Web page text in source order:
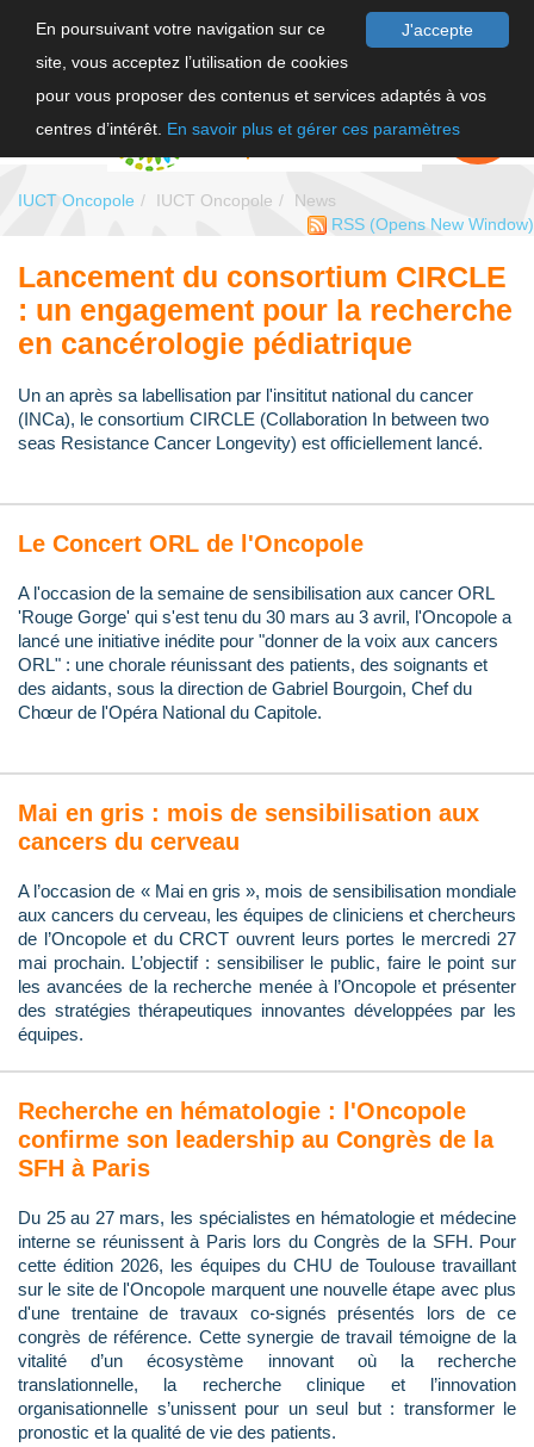
J'accepte
En poursuivant votre navigation sur ce
site, vous acceptez l’utilisation de cookies
pour vous proposer des contenus et services adaptés à vos
centres d’intérêt. En savoir plus et gérer ces paramètres
FAIRE UN
DON
IUCT Oncopole IUCT Oncopole
News
RSS (Opens New Window)
Lancement du consortium CIRCLE
: un engagement pour la recherche
en cancérologie pédiatrique
Un an après sa labellisation par l'insititut national du cancer
(INCa), le consortium CIRCLE (Collaboration In between two
seas Resistance Cancer Longevity) est officiellement lancé.
Le Concert ORL de l'Oncopole
A l'occasion de la semaine de sensibilisation aux cancer ORL
'Rouge Gorge' qui s'est tenu du 30 mars au 3 avril, l'Oncopole a
lancé une initiative inédite pour "donner de la voix aux cancers
ORL" : une chorale réunissant des patients, des soignants et
des aidants, sous la direction de Gabriel Bourgoin, Chef du
Chœur de l'Opéra National du Capitole.
Mai en gris : mois de sensibilisation aux
cancers du cerveau
A l’occasion de « Mai en gris », mois de sensibilisation mondiale
aux cancers du cerveau, les équipes de cliniciens et chercheurs
de l’Oncopole et du CRCT ouvrent leurs portes le mercredi 27
mai prochain. L’objectif : sensibiliser le public, faire le point sur
les avancées de la recherche menée à l’Oncopole et présenter
des stratégies thérapeutiques innovantes développées par les
équipes.
Recherche en hématologie : l'Oncopole
confirme son leadership au Congrès de la
SFH à Paris
Du 25 au 27 mars, les spécialistes en hématologie et médecine
interne se réunissent à Paris lors du Congrès de la SFH. Pour
cette édition 2026, les équipes du CHU de Toulouse travaillant
sur le site de l'Oncopole marquent une nouvelle étape avec plus
d'une trentaine de travaux co-signés présentés lors de ce
congrès de référence. Cette synergie de travail témoigne de la
vitalité d’un écosystème innovant où la recherche
translationnelle, la recherche clinique et l’innovation
organisationnelle s’unissent pour un seul but : transformer le
pronostic et la qualité de vie des patients.